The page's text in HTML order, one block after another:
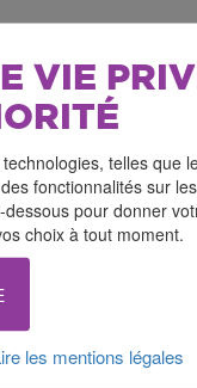
VIE
telles que
fonctionnalités sur
pour donner
choix à tout moment.
les mentions légales
"Tu es